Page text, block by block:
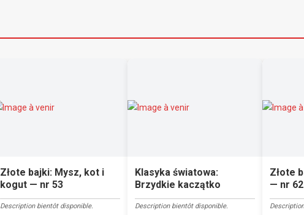
Złote bajki: Mysz, kot i
kogut — nr 53
Description bientôt disponible.
Klasyka światowa:
Brzydkie kaczątko
Description bientôt disponible.
Złote
— nr 62